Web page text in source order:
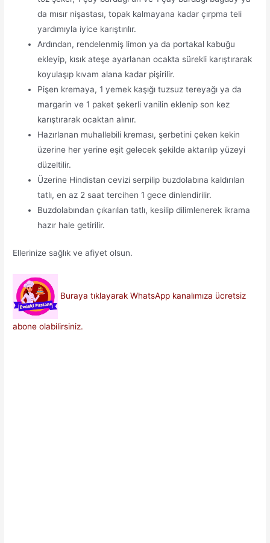
da mısır nişastası, topak kalmayana kadar çırpma teli
yardımıyla iyice karıştırılır.
Ardından, rendelenmiş limon ya da portakal kabuğu
ekleyip, kısık ateşe ayarlanan ocakta sürekli karıştırarak
koyulaşıp kıvam alana kadar pişirilir.
Pişen kremaya, 1 yemek kaşığı tuzsuz tereyağı ya da
margarin ve 1 paket şekerli vanilin eklenip son kez
karıştırarak ocaktan alınır.
Hazırlanan muhallebili kreması, şerbetini çeken kekin
üzerine her yerine eşit gelecek şekilde aktarılıp yüzeyi
düzeltilir.
Üzerine Hindistan cevizi serpilip buzdolabına kaldırılan
tatlı, en az 2 saat tercihen 1 gece dinlendirilir.
Buzdolabından çıkarılan tatlı, kesilip dilimlenerek ikrama
hazır hale getirilir.
Ellerinize sağlık ve afiyet olsun.
Buraya tıklayarak WhatsApp kanalımıza ücretsiz
abone olabilirsiniz.